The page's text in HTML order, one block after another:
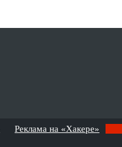
Реклама на «Хакере»